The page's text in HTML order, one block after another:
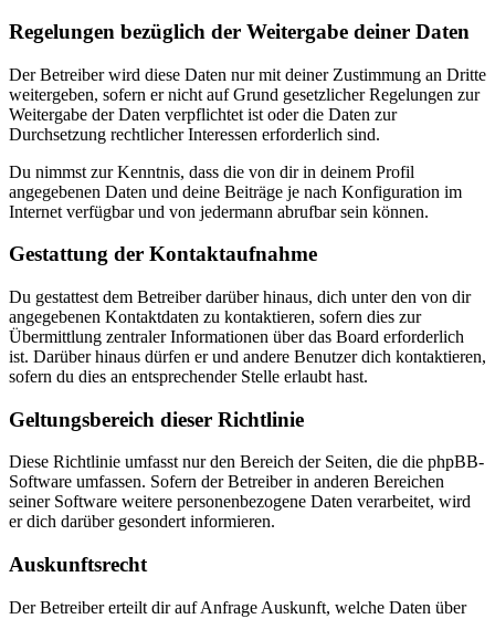
Regelungen bezüglich der Weitergabe deiner Daten
Der Betreiber wird diese Daten nur mit deiner Zustimmung an Dritte
weitergeben, sofern er nicht auf Grund gesetzlicher Regelungen zur
Weitergabe der Daten verpflichtet ist oder die Daten zur
Durchsetzung rechtlicher Interessen erforderlich sind.
Du nimmst zur Kenntnis, dass die von dir in deinem Profil
angegebenen Daten und deine Beiträge je nach Konfiguration im
Internet verfügbar und von jedermann abrufbar sein können.
Gestattung der Kontaktaufnahme
Du gestattest dem Betreiber darüber hinaus, dich unter den von dir
angegebenen Kontaktdaten zu kontaktieren, sofern dies zur
Übermittlung zentraler Informationen über das Board erforderlich
ist. Darüber hinaus dürfen er und andere Benutzer dich kontaktieren,
sofern du dies an entsprechender Stelle erlaubt hast.
Geltungsbereich dieser Richtlinie
Diese Richtlinie umfasst nur den Bereich der Seiten, die die phpBB-
Software umfassen. Sofern der Betreiber in anderen Bereichen
seiner Software weitere personenbezogene Daten verarbeitet, wird
er dich darüber gesondert informieren.
Auskunftsrecht
Der Betreiber erteilt dir auf Anfrage Auskunft, welche Daten über